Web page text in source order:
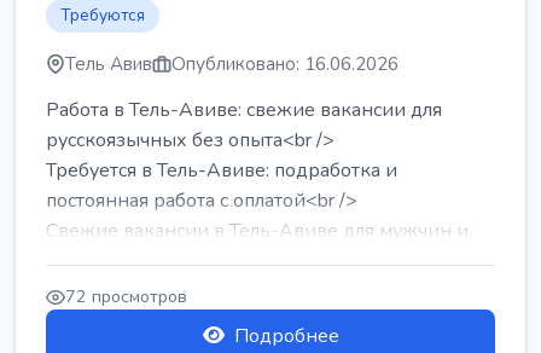
Требуются
Тель Авив Опубликовано: 16.06.2026
Работа в Тель-Авиве: свежие вакансии для
русскоязычных без опыта<br />
Требуется в Тель-Авиве: подработка и
постоянная работа с оплатой<br />
Свежие вакансии в Тель-Авиве для мужчин и
женщин от хозя...
72 просмотров
Подробнее